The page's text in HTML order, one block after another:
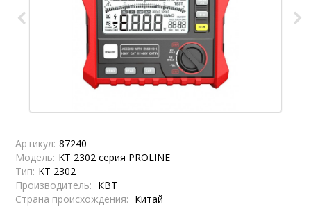
Артикул: 87240
Модель: KT 2302 серия PROLINE
Тип: KT 2302
Производитель: КВТ
Страна происхождения: Китай